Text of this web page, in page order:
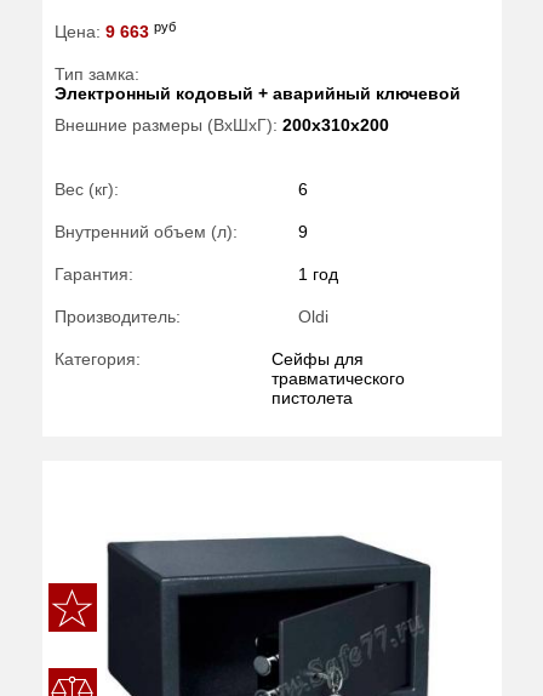
Цена: 9 663 руб
Тип замка:
Электронный кодовый + аварийный ключевой
Внешние размеры (ВхШхГ): 200x310x200
Вес (кг): 6
Внутренний объем (л): 9
Гарантия: 1 год
Производитель: Oldi
Категория:
Сейфы для
травматического
пистолета